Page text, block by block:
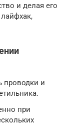
и делая его
проводки и
при